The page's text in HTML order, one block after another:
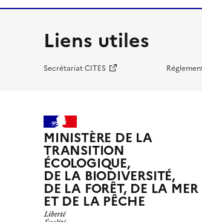
Liens utiles
Secrétariat CITES
MINISTÈRE DE LA
TRANSITION
ÉCOLOGIQUE,
DE LA BIODIVERSITÉ,
DE LA FORÊT, DE LA MER
ET DE LA PÊCHE